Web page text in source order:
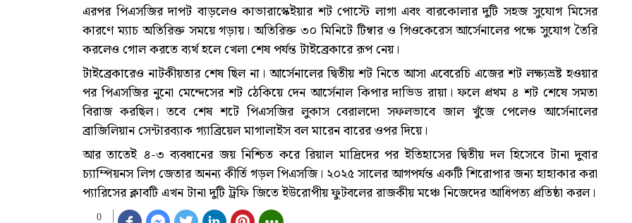
এরপর পিএসজির দাপট বাড়লেও কাভারাস্কেইয়ার শট পোস্টে লাগা এবং বারকোলার দুটি সহজ সুযোগ মিসের
কারণে ম্যাচ অতিরিক্ত সময়ে গড়ায়। অতিরিক্ত ৩০ মিনিটে টিম্বার ও গিওকেরেস আর্সেনালের পক্ষে সুযোগ তৈরি
করলেও গোল করতে ব্যর্থ হলে খেলা শেষ পর্যন্ত টাইব্রেকারে রূপ নেয়।
টাইব্রেকারেও নাটকীয়তার শেষ ছিল না। আর্সেনালের দ্বিতীয় শট নিতে আসা এবেরেচি এজের শট লক্ষ্যভ্রষ্ট হওয়ার
পর পিএসজির নুনো মেন্দেসের শট ঠেকিয়ে দেন আর্সেনাল কিপার দাভিড রায়া। ফলে প্রথম ৪ শট শেষে সমতা
বিরাজ করছিল। তবে শেষ শটে পিএসজির লুকাস বেরালদো সফলভাবে জাল খুঁজে পেলেও আর্সেনালের
ব্রাজিলিয়ান সেন্টারব্যাক গ্যাব্রিয়েল মাগালাইস বল মারেন বারের ওপর দিয়ে।
আর তাতেই ৪-৩ ব্যবধানের জয় নিশ্চিত করে রিয়াল মাদ্রিদের পর ইতিহাসের দ্বিতীয় দল হিসেবে টানা দুবার
চ্যাম্পিয়নস লিগ জেতার অনন্য কীর্তি গড়ল পিএসজি। ২০২৫ সালের আগপর্যন্ত একটি শিরোপার জন্য হাহাকার করা
প্যারিসের ক্লাবটি এখন টানা দুটি ট্রফি জিতে ইউরোপীয় ফুটবলের রাজকীয় মঞ্চে নিজেদের আধিপত্য প্রতিষ্ঠা করল।
0